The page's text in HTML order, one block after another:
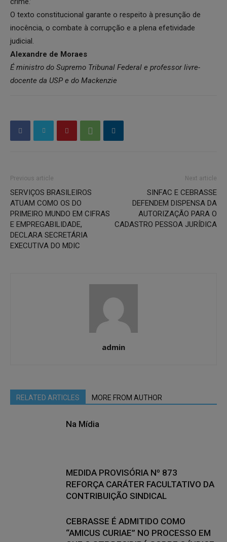
O texto constitucional garante o respeito à presunção de
inocência, o combate à corrupção e a plena efetividade
judicial.
Alexandre de Moraes
É ministro do Supremo Tribunal Federal e professor livre-
docente da USP e do Mackenzie
Previous article
SERVIÇOS BRASILEIROS
ATUAM COMO OS DO
PRIMEIRO MUNDO EM CIFRAS
E EMPREGABILIDADE,
DECLARA SECRETÁRIA
EXECUTIVA DO MDIC
Next article
SINFAC E CEBRASSE
DEFENDEM DISPENSA DA
AUTORIZAÇÃO PARA O
CADASTRO PESSOA JURÍDICA
admin
RELATED ARTICLES MORE FROM AUTHOR
Na Mídia
MEDIDA PROVISÓRIA Nº 873
REFORÇA CARÁTER FACULTATIVO DA
CONTRIBUIÇÃO SINDICAL
CEBRASSE É ADMITIDO COMO
“AMICUS CURIAE” NO PROCESSO EM